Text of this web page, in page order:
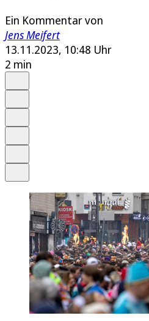
Ein Kommentar von
Jens Meifert
13.11.2023, 10:48 Uhr
2 min